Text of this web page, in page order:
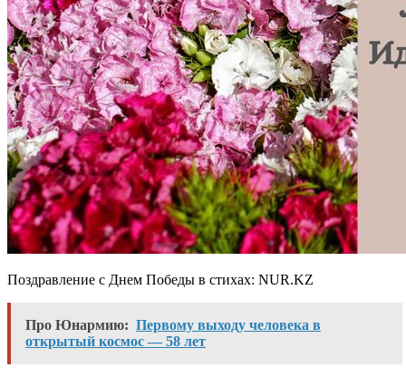
Поздравление с Днем Победы в стихах: NUR.KZ
Про Юнармию: Первому выходу человека в
открытый космос — 58 лет